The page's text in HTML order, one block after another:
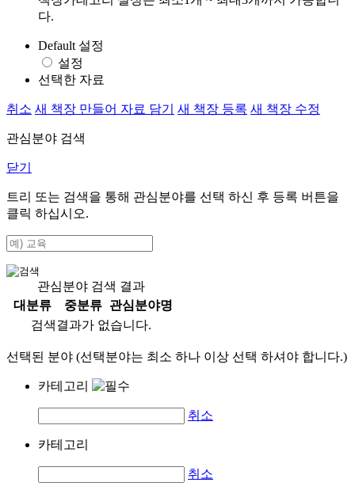
다.
Default 설정
설정
선택한 자료
취소 새 책장 만들어 자료 담기 새 책장 등록 새 책장 수정
관심분야 검색
닫기
트리 또는 검색을 통해 관심분야를 선택 하신 후 등록 버튼을
클릭 하십시오.
관심분야 검색 결과
대분류
중분류
관심분야명
검색결과가 없습니다.
선택된 분야 (선택분야는 최소 하나 이상 선택 하셔야 합니다.)
카테고리
취소
카테고리
취소